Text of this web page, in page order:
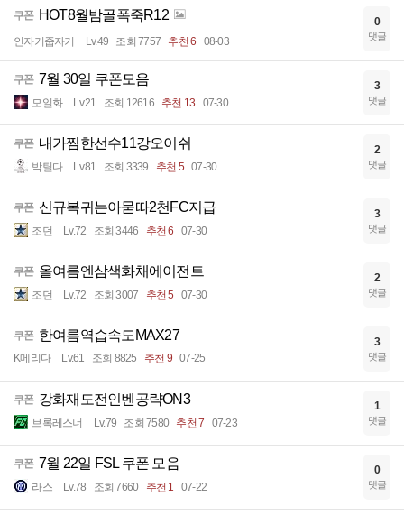
쿠폰 HOT8월밤골폭죽R12
인자기줍자기 Lv.49 조회 7757 추천 6 08-03
0
댓글
쿠폰 7월 30일 쿠폰모음
모일화 Lv.21 조회 12616 추천 13 07-30
3
댓글
쿠폰 내가찜한선수11강오이쉬
박틸다 Lv.81 조회 3339 추천 5 07-30
2
댓글
쿠폰 신규복귀는아묻따2천FC지급
조던 Lv.72 조회 3446 추천 6 07-30
3
댓글
쿠폰 올여름엔삼색화채에이전트
조던 Lv.72 조회 3007 추천 5 07-30
2
댓글
쿠폰 한여름역습속도MAX27
K메리다 Lv.61 조회 8825 추천 9 07-25
3
댓글
쿠폰 강화재도전인벤공략ON3
브록레스너 Lv.79 조회 7580 추천 7 07-23
1
댓글
쿠폰 7월 22일 FSL 쿠폰 모음
라스 Lv.78 조회 7660 추천 1 07-22
0
댓글